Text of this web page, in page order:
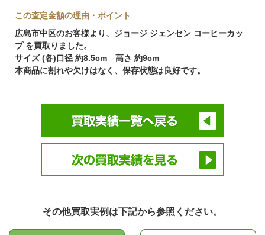
この査定金額の理由・ポイント
広島市中区のお客様より、ジョージ ジェンセン コーヒーカッ
プ を買取りました。
サイズ (各)口径 約8.5cm 高さ 約9cm
本商品に割れや欠けはなく、保存状態は良好です。
その他買取実例は下記から参照ください。